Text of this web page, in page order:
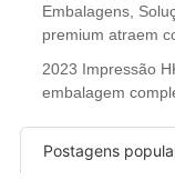
Embalagens,
premium atraem
2023 Impressão
embalagem
Postagens